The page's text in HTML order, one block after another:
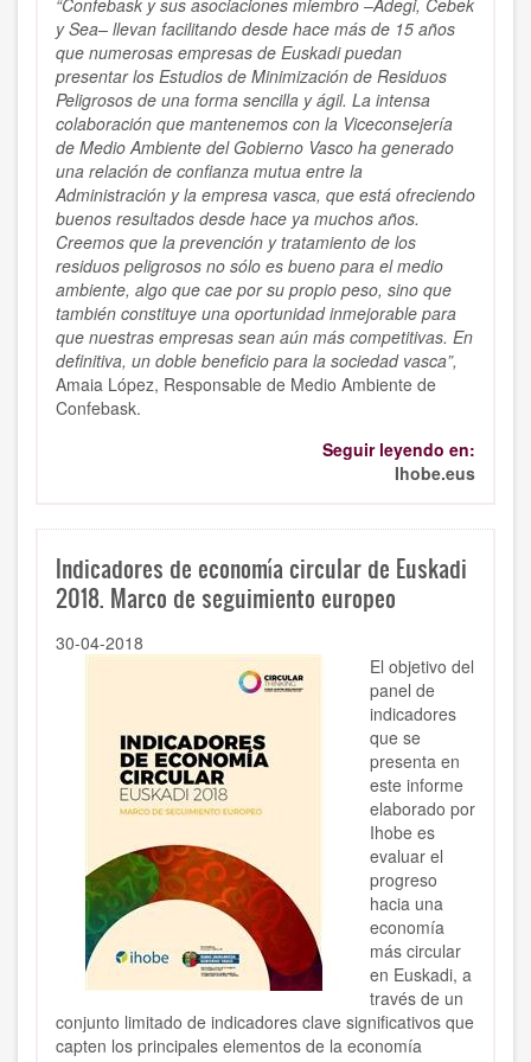
y Sea– llevan facilitando desde hace más de 15 años
que numerosas empresas de Euskadi puedan
presentar los Estudios de Minimización de Residuos
Peligrosos de una forma sencilla y ágil. La intensa
colaboración que mantenemos con la Viceconsejería
de Medio Ambiente del Gobierno Vasco ha generado
una relación de confianza mutua entre la
Administración y la empresa vasca, que está ofreciendo
buenos resultados desde hace ya muchos años.
Creemos que la prevención y tratamiento de los
residuos peligrosos no sólo es bueno para el medio
ambiente, algo que cae por su propio peso, sino que
también constituye una oportunidad inmejorable para
que nuestras empresas sean aún más competitivas. En
definitiva, un doble beneficio para la sociedad vasca”,
Amaia López, Responsable de Medio Ambiente de
Confebask.
Seguir leyendo en:
Ihobe.eus
Indicadores de economía circular de Euskadi
2018. Marco de seguimiento europeo
30-04-2018
El objetivo del
panel de
indicadores
que se
presenta en
este informe
elaborado por
Ihobe es
evaluar el
progreso
hacia una
economía
más circular
en Euskadi, a
través de un
conjunto limitado de indicadores clave significativos que
capten los principales elementos de la economía